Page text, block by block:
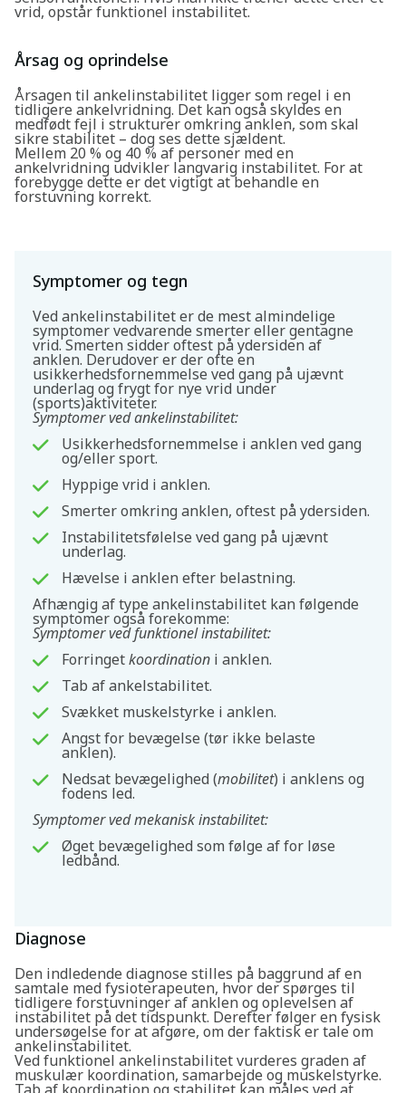
vrid, opstår funktionel instabilitet.
Årsag og oprindelse
Årsagen til ankelinstabilitet ligger som regel i en
tidligere ankelvridning. Det kan også skyldes en
medfødt fejl i strukturer omkring anklen, som skal
sikre stabilitet – dog ses dette sjældent.
Mellem 20 % og 40 % af personer med en
ankelvridning udvikler langvarig instabilitet. For at
forebygge dette er det vigtigt at behandle en
forstuvning korrekt.
Symptomer og tegn
Ved ankelinstabilitet er de mest almindelige
symptomer vedvarende smerter eller gentagne
vrid. Smerten sidder oftest på ydersiden af
anklen. Derudover er der ofte en
usikkerhedsfornemmelse ved gang på ujævnt
underlag og frygt for nye vrid under
(sports)aktiviteter.
Symptomer ved ankelinstabilitet:
Usikkerhedsfornemmelse i anklen ved gang
og/eller sport.
Hyppige vrid i anklen.
Smerter omkring anklen, oftest på ydersiden.
Instabilitetsfølelse ved gang på ujævnt
underlag.
Hævelse i anklen efter belastning.
Afhængig af type ankelinstabilitet kan følgende
symptomer også forekomme:
Symptomer ved funktionel instabilitet:
Forringetkoordination i anklen.
Tab af ankelstabilitet.
Svækket muskelstyrke i anklen.
Angst for bevægelse (tør ikke belaste
anklen).
Nedsat bevægelighed (mobilitet) i anklens og
fodens led.
Symptomer ved mekanisk instabilitet:
Øget bevægelighed som følge af for løse
ledbånd.
Diagnose
Den indledende diagnose stilles på baggrund af en
samtale med fysioterapeuten, hvor der spørges til
tidligere forstuvninger af anklen og oplevelsen af
instabilitet på det tidspunkt. Derefter følger en fysisk
undersøgelse for at afgøre, om der faktisk er tale om
ankelinstabilitet.
Ved funktionel ankelinstabilitet vurderes graden af
muskulær koordination, samarbejde og muskelstyrke.